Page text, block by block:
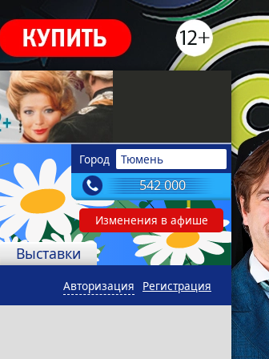
Город Тюмень
542 000
Изменения в афише
Выставки
Регистрация
Авторизация